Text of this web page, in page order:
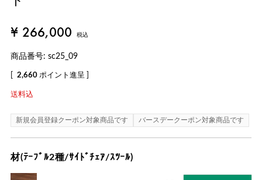
¥ 266,000 税込
商品番号 sc25_09
2,660 ポイント進呈 ]
送料込
新規会員登録クーポン対象商品です バースデークーポン対象商品です
材(ﾃｰﾌﾞﾙ2種/ｻｲﾄﾞﾁｪｱ/ｽﾂｰﾙ)